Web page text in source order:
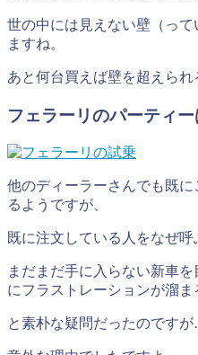
世の中には見えない壁（っ
ますね。
あと何台買えば壁を超えられ
フェラーリのパーティ
他のディーラーさんでも既
るようですが、
既に注文している人をなぜ呼
まだまだ手に入らない新車
にフラストレーションが溜ま
と素朴な疑問だったのです